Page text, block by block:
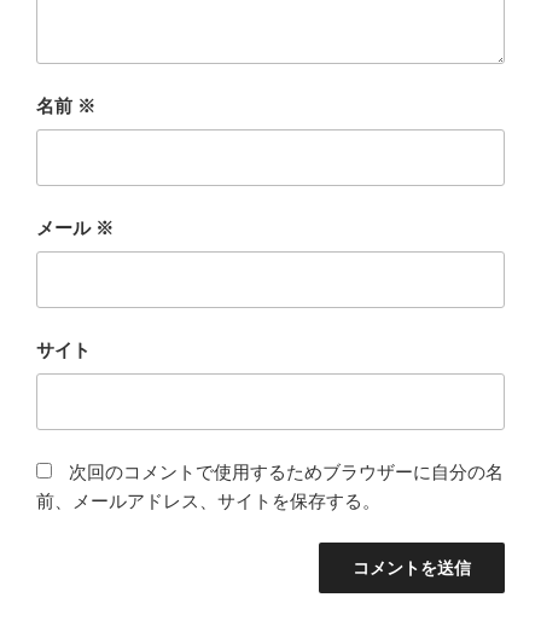
名前 ※
メール ※
サイト
次回のコメントで使用するためブラウザーに自分の名
前、メールアドレス、サイトを保存する。